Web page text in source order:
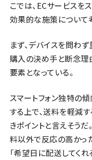
こでは、ECサービスを
効果的な施策について
まず、デバイスを問わ
購入の決め手と断念
要素となっている。
スマートフォン独特の
する上で、送料を軽減
きポイントと言えそう
料以外で反応の高かっ
「希望日に配送してく